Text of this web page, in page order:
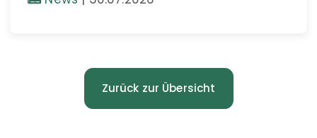
Zurück zur Übersicht